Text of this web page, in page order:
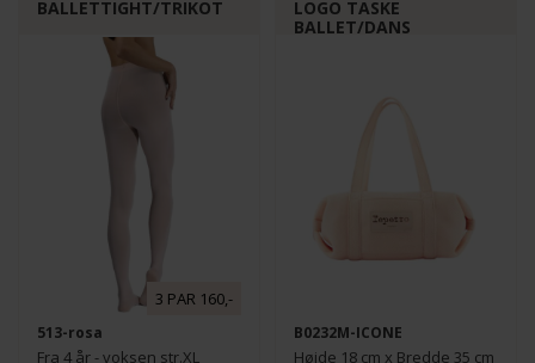
BALLETTIGHT/TRIKOT
3 PAR 160,-
513-rosa
Fra 4 år - voksen str.XL
LOGO TASKE
BALLET/DANS
B0232M-ICONE
Højde 18 cm x Bredde 35 cm